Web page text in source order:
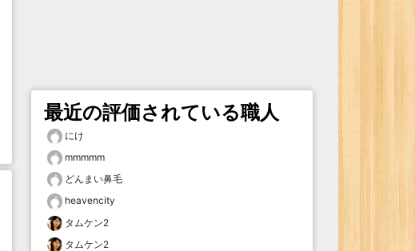
最近の評価されている職人
にけ
mmmmm
どんまい鼻毛
heavencity
タムケン2
タムケン2